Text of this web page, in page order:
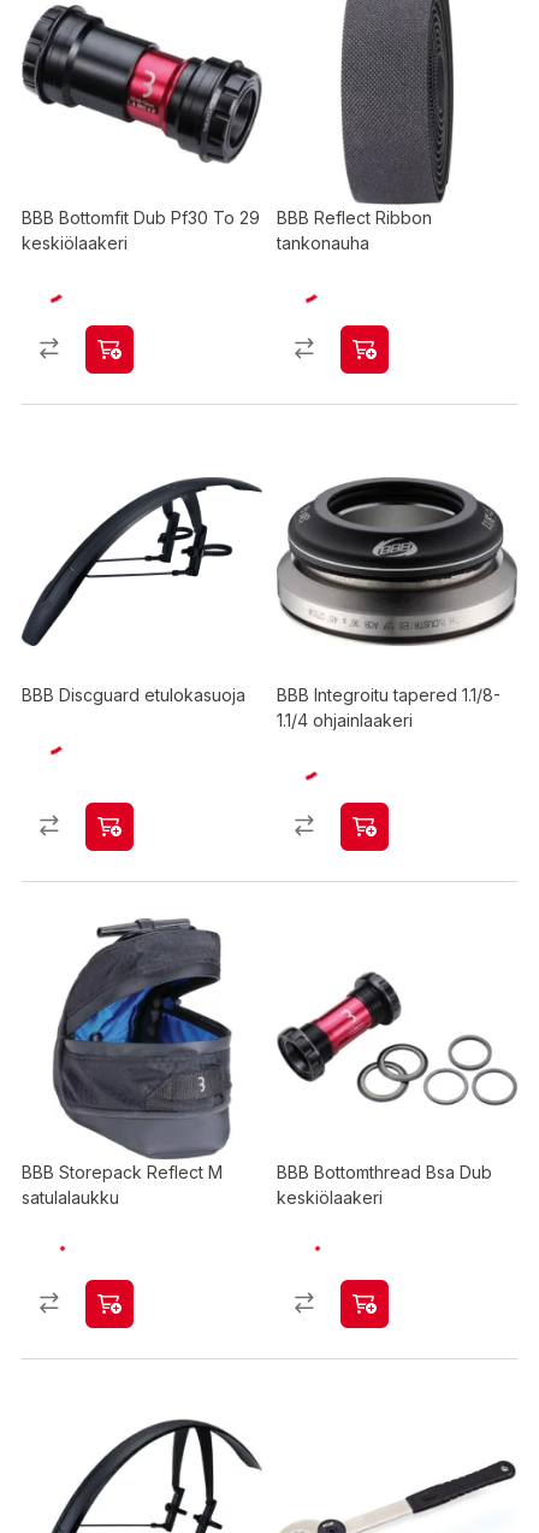
BBB Bottomfit Dub Pf30 To 29
keskiölaakeri
BBB Reflect Ribbon
tankonauha
BBB Discguard etulokasuoja
BBB Integroitu tapered 1.1/8-
1.1/4 ohjainlaakeri
BBB Storepack Reflect M
satulalaukku
BBB Bottomthread Bsa Dub
keskiölaakeri